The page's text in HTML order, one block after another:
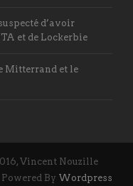
d’avoir
et de Lockerbie
Mitterrand et le
Vincent Nouzille
Powered By Wordpress